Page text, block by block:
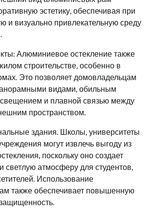
эстетику, обеспечивая при
и визуально привлекательную среду
Алюминиевое остекление также
строительстве, особенно в
Это позволяет домовладельцам
видами, обильным
и плавной связью между
пространством.
здания. Школы, университеты
могут извлечь выгоду из
поскольку оно создает
светлую атмосферу для студентов,
Использование
также обеспечивает повышенную